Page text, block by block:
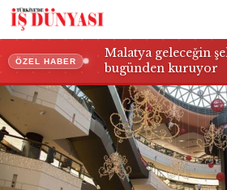
ÖZEL HABER
Malatya geleceğin
bugünden kuruyor
değerlendirme